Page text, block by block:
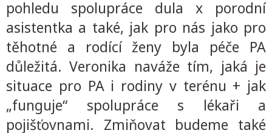
pohledu spolupráce dula x porodní
asistentka a také, jak pro nás jako pro
těhotné a rodící ženy byla péče PA
důležitá. Veronika naváže tím, jaká je
situace pro PA i rodiny v terénu + jak
„funguje“ spolupráce s lékaři a
pojišťovnami. Zmiňovat budeme také